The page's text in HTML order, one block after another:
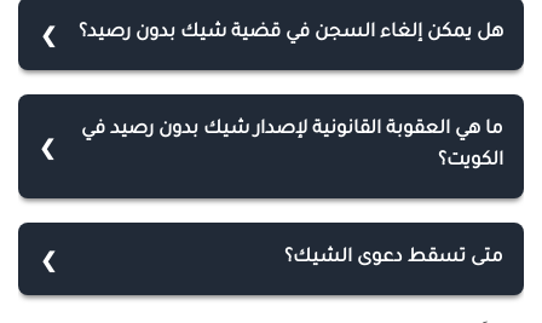
هل يمكن إلغاء السجن في قضية شيك بدون رصيد؟
قيمة الشيك قبل صدور الحكم النهائي، أو إذا حصل صلح
أو تنازل من الطرف المتضرر، كما يمكن تقديم طلب لوقف
ما هي العقوبة القانونية لإصدار شيك بدون رصيد في
الكويت؟
قانون الجزاء الكويتي، العقوبة هي الحبس لمدة تصل إلى
متى تسقط دعوى الشيك؟